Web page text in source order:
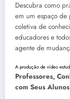
Descubra como
em um espaço de
coletiva de
educadores e
agente de
A produção de vídeo
Professores,
com Seus